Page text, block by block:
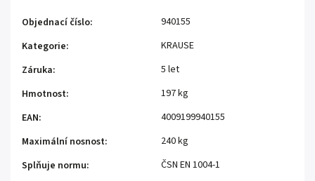
Objednací číslo:
940155
Kategorie:
KRAUSE
Záruka:
5 let
Hmotnost:
197 kg
EAN:
4009199940155
Maximální nosnost:
240 kg
Splňuje normu:
ČSN EN 1004-1